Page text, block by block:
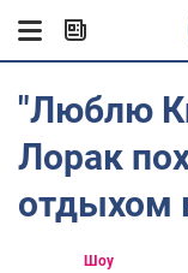
"Люблю
Лорак
отдыхом
Шоу